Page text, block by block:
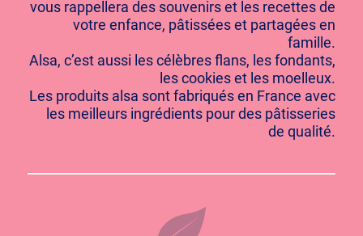
vous rappellera des souvenirs et les recettes de
votre enfance, pâtissées et partagées en
famille.
Alsa, c’est aussi les célèbres flans, les fondants,
les cookies et les moelleux.
Les produits alsa sont fabriqués en France avec
les meilleurs ingrédients pour des pâtisseries
de qualité.